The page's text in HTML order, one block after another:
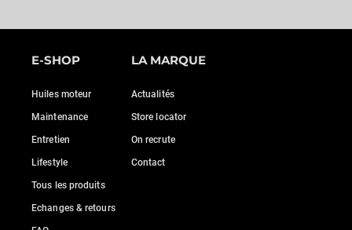
E-SHOP
Huiles moteur
Maintenance
Entretien
Lifestyle
Tous les produits
Echanges & retours
LA MARQUE
Actualités
Store locator
On recrute
Contact